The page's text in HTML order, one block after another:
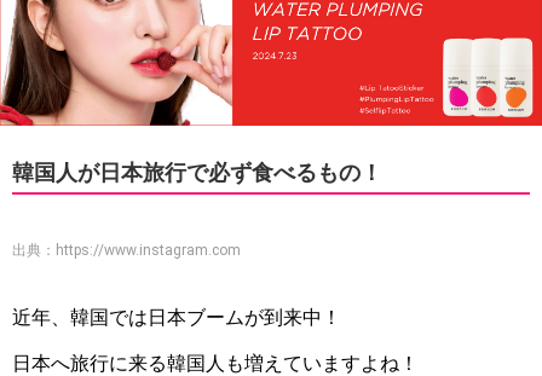
韓国人が日本旅行で必ず食べるもの！
出典： https://www.instagram.com
近年、韓国では日本ブームが到来中！
日本へ旅行に来る韓国人も増えていますよね！